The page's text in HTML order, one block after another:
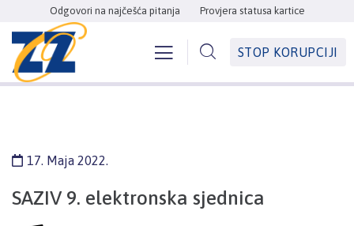
Odgovori na najčešća pitanja Provjera statusa kartice
STOP KORUPCIJI
17. Maja 2022.
SAZIV 9. elektronska sjednica